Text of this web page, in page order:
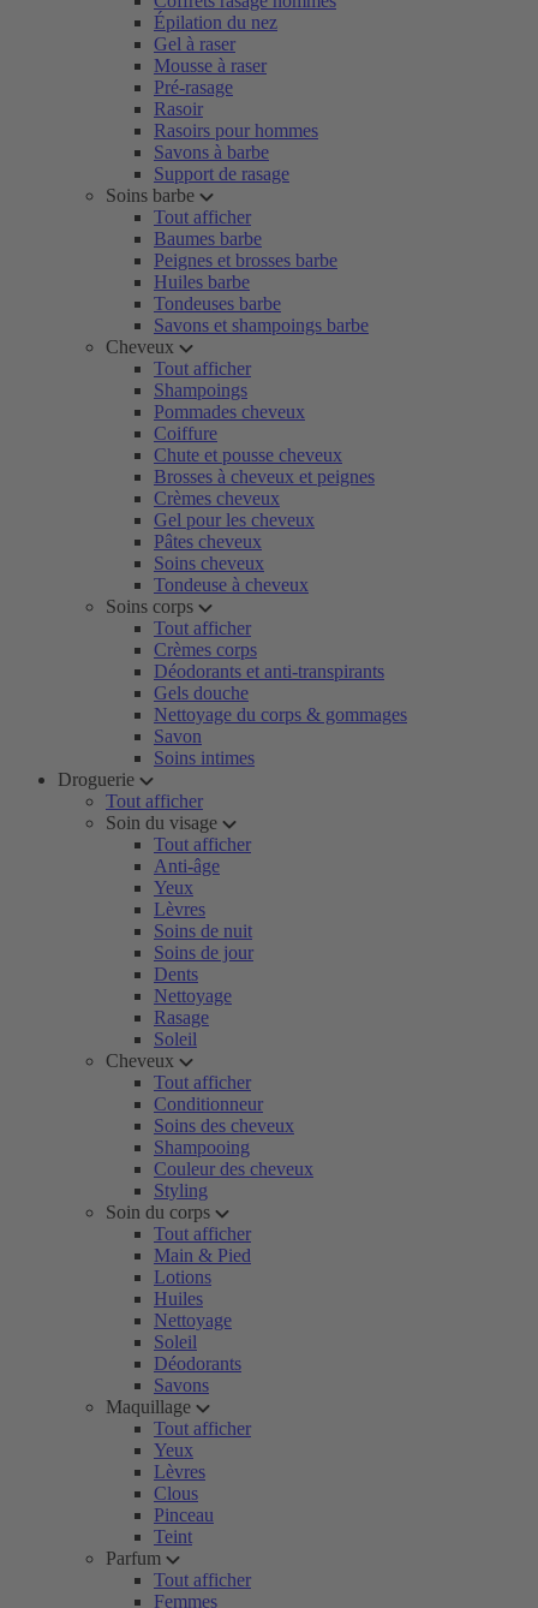
Épilation du nez
Gel à raser
Mousse à raser
Pré-rasage
Rasoir
Rasoirs pour hommes
Savons à barbe
Support de rasage
Soins barbe
Tout afficher
Baumes barbe
Peignes et brosses barbe
Huiles barbe
Tondeuses barbe
Savons et shampoings barbe
Cheveux
Tout afficher
Shampoings
Pommades cheveux
Coiffure
Chute et pousse cheveux
Brosses à cheveux et peignes
Crèmes cheveux
Gel pour les cheveux
Pâtes cheveux
Soins cheveux
Tondeuse à cheveux
Soins corps
Tout afficher
Crèmes corps
Déodorants et anti-transpirants
Gels douche
Nettoyage du corps & gommages
Savon
Soins intimes
Droguerie
Tout afficher
Soin du visage
Tout afficher
Anti-âge
Yeux
Lèvres
Soins de nuit
Soins de jour
Dents
Nettoyage
Rasage
Soleil
Cheveux
Tout afficher
Conditionneur
Soins des cheveux
Shampooing
Couleur des cheveux
Styling
Soin du corps
Tout afficher
Main & Pied
Lotions
Huiles
Nettoyage
Soleil
Déodorants
Savons
Maquillage
Tout afficher
Yeux
Lèvres
Clous
Pinceau
Teint
Parfum
Tout afficher
Femmes